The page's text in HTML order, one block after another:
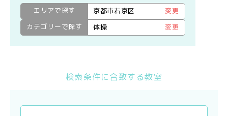
エリアで探す 京都市右京区
変更
カテゴリーで探す
体操 変更
検索条件に合致する教室